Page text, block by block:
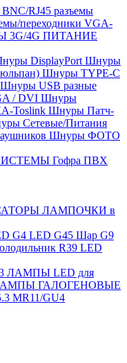
BNC/RJ45 разъемы
переходники VGA-
4G ПИТАНИЕ
DisplayPort Шнуры
Шнуры TYPE-C
Шнуры USB разные
/ DVI Шнуры
Toslink Шнуры Патч-
Сетевые/Питания
Шнуры ФОТО
Гофра ПВХ
ЛАМПОЧКИ в
G4 LED G45 Шар G9
R39 LED
ЛАМПЫ LED для
ГАЛОГЕНОВЫЕ
MR11/GU4